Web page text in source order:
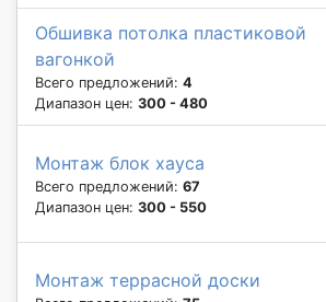
Обшивка потолка плаcтиковой
вагонкой
Всего предложений: 4
Диапазон цен: 300 - 480
Монтаж блок хауса
Всего предложений: 67
Диапазон цен: 300 - 550
Монтаж террасной доски